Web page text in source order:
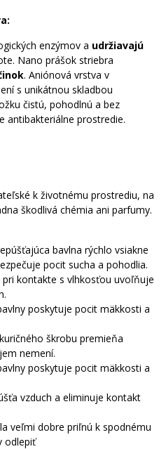
enzýmov a udržiavajú
Nano prášok striebra
. Aniónová vrstva v
s unikátnou skladbou
čistú, pohodlnú a bez
antibakteriálne prostredie.
k životnému prostrediu, na
škodlivá chémia ani parfumy.
bavlna rýchlo vsiakne
pocit sucha a pohodlia.
kontakte s vlhkosťou uvoľňuje
poskytuje pocit mäkkosti a
škrobu premieňa
nemení.
poskytuje pocit mäkkosti a
vzduch a eliminuje kontakt
veľmi dobre priľnú k spodnému
odlepiť